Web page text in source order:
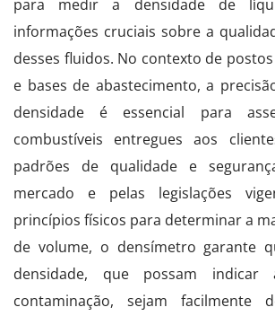
para medir a densidade de
informações cruciais sobre a
desses fluidos. No contexto de
e bases de abastecimento, a
densidade é essencial para
combustíveis entregues aos
padrões de qualidade e
mercado e pelas legislações
princípios físicos para determinar a
de volume, o densímetro garante
densidade, que possam indicar
contaminação, sejam facilmente